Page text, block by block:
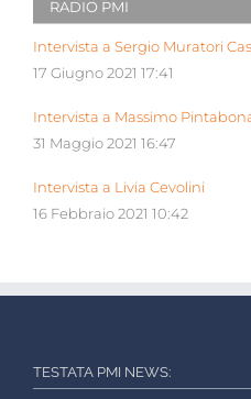
RADIO PMI
Intervista a Sergio Muratori
17 Giugno 2021 17:41
Intervista a Massimo
31 Maggio 2021 16:47
Intervista a Livia Cevolini
16 Febbraio 2021 10:42
TESTATA PMI NEWS: